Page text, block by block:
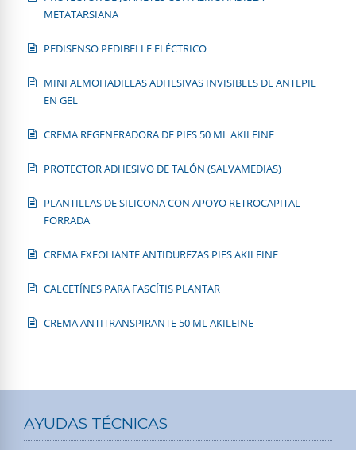
METATARSIANA
PEDISENSO PEDIBELLE ELÉCTRICO
MINI ALMOHADILLAS ADHESIVAS INVISIBLES DE ANTEPIE
EN GEL
CREMA REGENERADORA DE PIES 50 ML AKILEINE
PROTECTOR ADHESIVO DE TALÓN (SALVAMEDIAS)
PLANTILLAS DE SILICONA CON APOYO RETROCAPITAL
FORRADA
CREMA EXFOLIANTE ANTIDUREZAS PIES AKILEINE
CALCETÍNES PARA FASCÍTIS PLANTAR
CREMA ANTITRANSPIRANTE 50 ML AKILEINE
AYUDAS TÉCNICAS